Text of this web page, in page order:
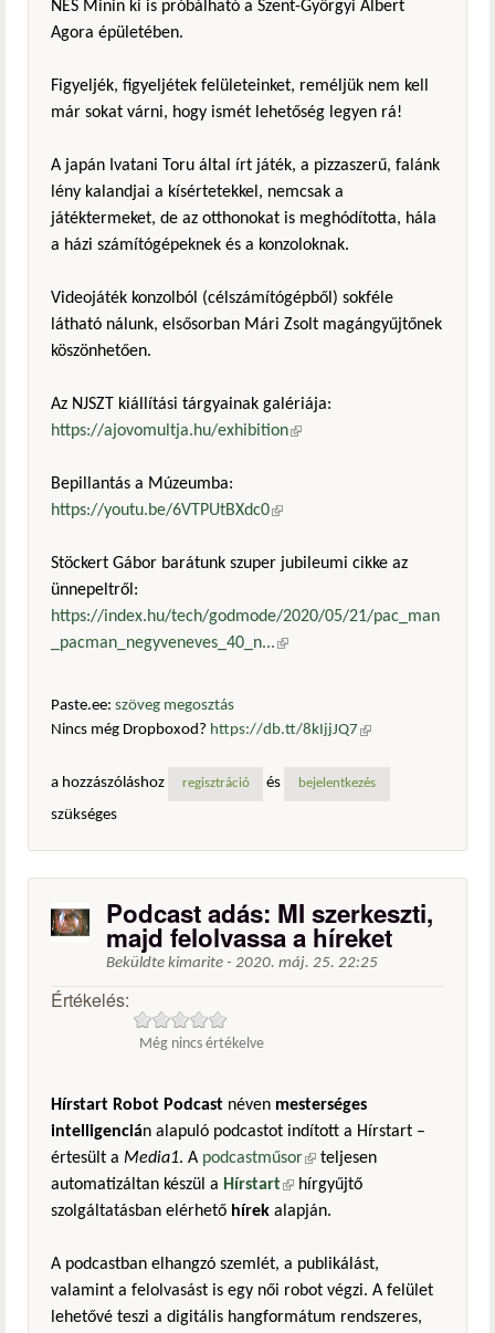
NES Minin ki is próbálható a Szent-Györgyi Albert
Agora épületében.
Figyeljék, figyeljétek felületeinket, reméljük nem kell
már sokat várni, hogy ismét lehetőség legyen rá!
A japán Ivatani Toru által írt játék, a pizzaszerű, falánk
lény kalandjai a kísértetekkel, nemcsak a
játéktermeket, de az otthonokat is meghódította, hála
a házi számítógépeknek és a konzoloknak.
Videojáték konzolból (célszámítógépből) sokféle
látható nálunk, elsősorban Mári Zsolt magángyűjtőnek
köszönhetően.
Az NJSZT kiállítási tárgyainak galériája:
https://ajovomultja.hu/exhibition(külső hivatkozás)
Bepillantás a Múzeumba:
https://youtu.be/6VTPUtBXdc0(külső hivatkozás)
Stöckert Gábor barátunk szuper jubileumi cikke az
ünnepeltről:
https://index.hu/tech/godmode/2020/05/21/pac_man
_pacman_negyveneves_40_n...(külső hivatkozás)
Paste.ee: szöveg megosztás
Nincs még Dropboxod? https://db.tt/8kIjjJQ7 (külső
a hozzászóláshoz
regisztráció és bejelentkezés
szükséges
Podcast adás: MI szerkeszti,
majd felolvassa a híreket
Beküldte kimarite - 2020. máj. 25. 22:25
Értékelés:
Még nincs értékelve
Hírstart Robot Podcast néven mesterséges
intelligencián alapuló podcastot indított a Hírstart –
értesült a Media1. A podcastműsor(külső hivatkozás)
teljesen
automatizáltan készül a Hírstart(külső hivatkozás)
hírgyűjtő
szolgáltatásban elérhető hírek alapján.
A podcastban elhangzó szemlét, a publikálást,
valamint a felolvasást is egy női robot végzi. A felület
lehetővé teszi a digitális hangformátum rendszeres,